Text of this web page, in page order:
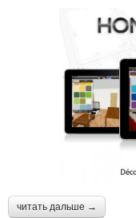
читать дальше →